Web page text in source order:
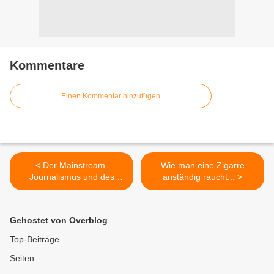
Kommentare
Einen Kommentar hinzufügen
< Der Mainstream-
Journalismus und des
Kaisers neue Kleider
Wie man eine Zigarre
anständig raucht... >
Gehostet von Overblog
Top-Beiträge
Seiten